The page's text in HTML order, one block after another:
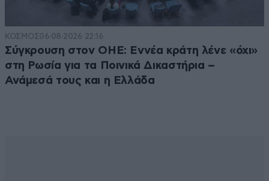
ΚΟΣΜΟΣ06·08·2026 22:16
Σύγκρουση στον ΟΗΕ: Εννέα κράτη λένε «όχι»
στη Ρωσία για τα Ποινικά Δικαστήρια –
Ανάμεσά τους και η Ελλάδα